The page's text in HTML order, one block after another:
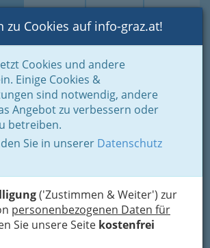
Suche Login Toggle
zu Cookies auf info-graz.at!
Cookies und andere
Einige Cookies &
sind notwendig, andere
Angebot zu verbessern oder
betreiben.
Sie in unserer Datenschutz
('Zustimmen & Weiter') zur
personenbezogenen Daten für
Sie unsere Seite kostenfrei
Werben auf den Portalen der IPM
Glossar der
- ein spanisches
nicht für jeden auf Anhieb
wichtigsten Begriffe finden Sie